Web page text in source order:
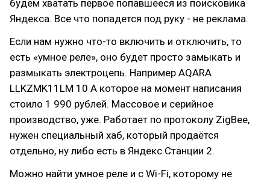
будем хватать первое попавшееся из поисковика
Яндекса. Все что попадется под руку - не реклама.
Если нам нужно что-то включить и отключить, то
есть «умное реле», оно будет просто замыкать и
размыкать электроцепь. Например AQARA
LLKZMK11LM 10 А которое на момент написания
стоило 1 990 рублей. Массовое и серийное
производство, уже. Работает по протоколу ZigBee,
нужен специальный хаб, который продаётся
отдельно, ну либо есть в Яндекс.Станции 2.
Можно найти умное реле и с Wi-Fi, которому не